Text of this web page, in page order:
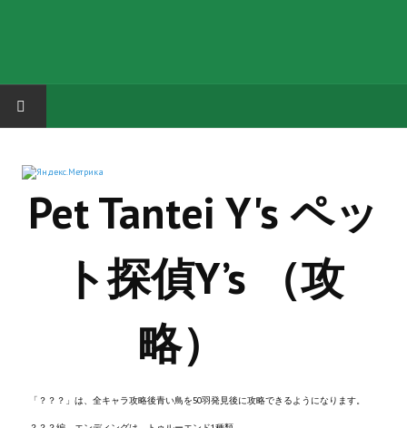
ГРУППА "КАРЛ ВЕЛИКИЙ"
Русская биржа
Aliens vs Predator 2 (Русские субтитры)
Новый ГГ
Pet Tantei Y's ペッ
ト探偵Y’s （攻
略）
「？？？」は、全キャラ攻略後青い鳥を50羽発見後に攻略できるようになります。